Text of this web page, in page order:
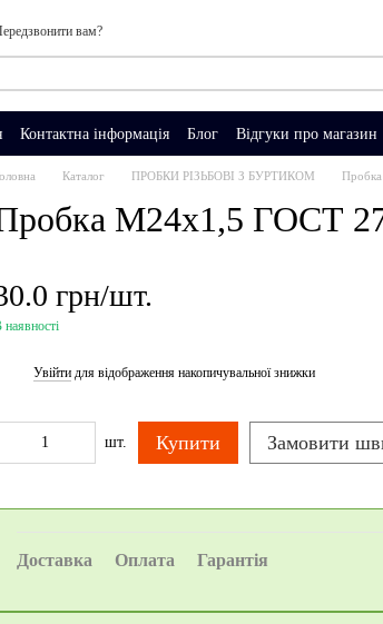
вам?
Контактна інформація Блог Відгуки про магазин
Каталог ПРОБКИ РІЗЬБОВІ З БУРТИКОМ
М24х1,5 ГОСТ
грн/шт.
наявності
Увійти для відображення накопичувальної знижки
шт. Купити Замовити
Доставка Оплата Гарантія